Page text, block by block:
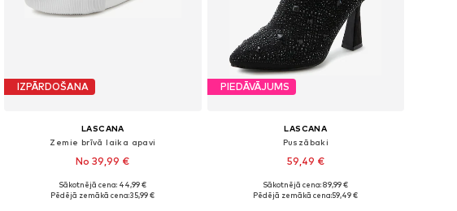
IZPĀRDOŠANA
LASCANA
Zemie brīvā laika apavi
No 39,99 €
+2
Pieejams daudzos izmēros
Sākotnējā cena: 44,99 €
Pēdējā zemākā cena:35,99 €
PIEDĀVĀJUMS
LASCANA
Puszābaki
59,49 €
Pieejams daudzos izmēros
Sākotnējā cena: 89,99 €
Pēdējā zemākā cena:59,49 €